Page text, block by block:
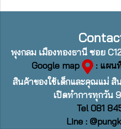
พุงกลม เมืองทองธานี ซอย
Google map
: แผนที่
สินค้าของใช้เด็กและคุณแม่
เปิดทำการทุกวัน
Tel 081
Line :